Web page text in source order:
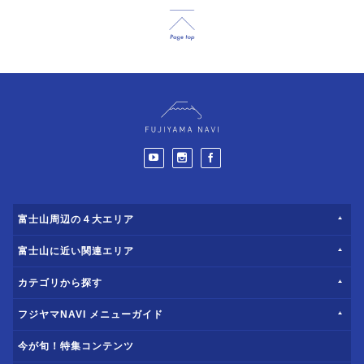
富士山周辺の４大エリア
富士山に近い関連エリア
カテゴリから探す
フジヤマNAVI メニューガイド
今が旬！特集コンテンツ